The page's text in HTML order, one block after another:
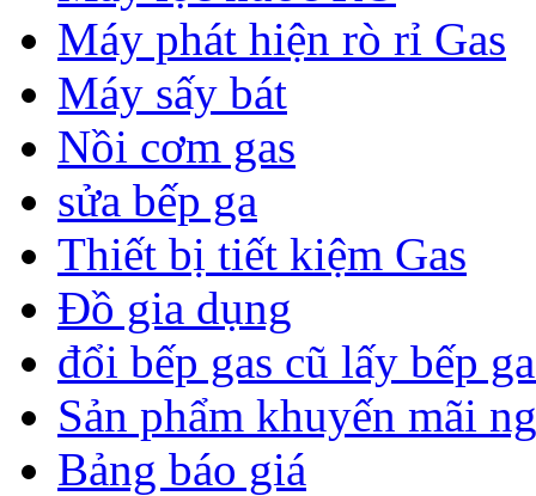
Máy phát hiện rò rỉ Gas
Máy sấy bát
Nồi cơm gas
sửa bếp ga
Thiết bị tiết kiệm Gas
Đồ gia dụng
đổi bếp gas cũ lấy bếp
Sản phẩm khuyến mãi
Bảng báo giá